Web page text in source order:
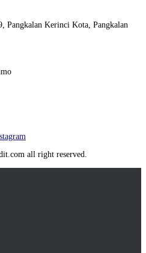
Pangkalan Kerinci Kota, Pangkalan
all right reserved.